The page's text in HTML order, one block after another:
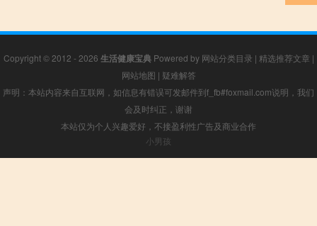
Copyright © 2012 - 2026 生活健康宝典Powered by 网站分类目录 | 精选推荐文章 |
网站地图 | 疑难解答
声明：本站内容来自互联网，如信息有错误可发邮件到f_fb#foxmail.com说明，我们
会及时纠正，谢谢
本站仅为个人兴趣爱好，不接盈利性广告及商业合作
小男孩